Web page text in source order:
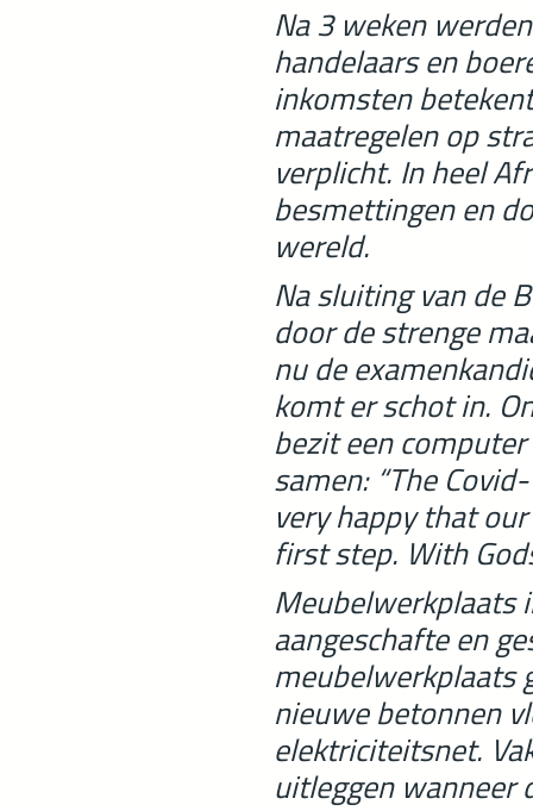
Na 3 weken
handelaars en
inkomsten
maatregelen op
verplicht. In heel
besmettingen en
wereld.
Na sluiting van de
door de strenge
nu de
komt er schot in.
bezit een
samen: “The
very happy that
first step. With
Meubelwerkplaats
aangeschafte en
meubelwerkplaats
nieuwe betonnen
elektriciteitsnet.
uitleggen wanneer